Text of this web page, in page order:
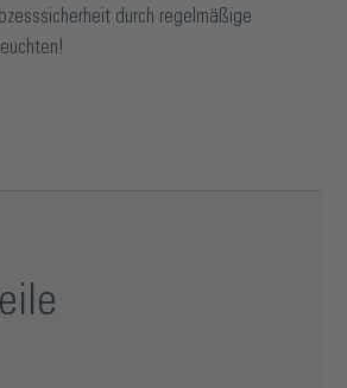
durch regelmäßige